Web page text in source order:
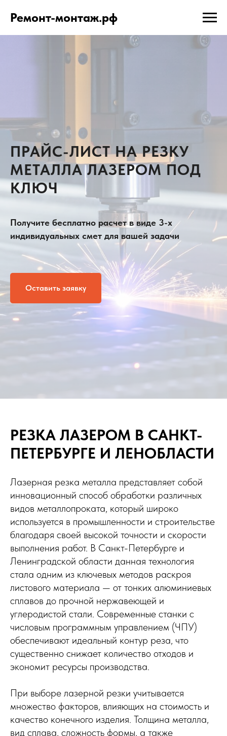
Ремонт-монтаж.рф
ПРАЙС-ЛИСТ НА РЕЗКУ
МЕТАЛЛА ЛАЗЕРОМ ПОД
КЛЮЧ
Получите бесплатно расчет в виде 3-х
индивидуальных смет для вашей задачи
Оставить заявку
РЕЗКА ЛАЗЕРОМ В САНКТ-
ПЕТЕРБУРГЕ И ЛЕНОБЛАСТИ
Лазерная резка металла представляет собой
инновационный способ обработки различных
видов металлопроката, который широко
используется в промышленности и строительстве
благодаря своей высокой точности и скорости
выполнения работ. В Санкт-Петербурге и
Ленинградской области данная технология
стала одним из ключевых методов раскроя
листового материала — от тонких алюминиевых
сплавов до прочной нержавеющей и
углеродистой стали. Современные станки с
числовым программным управлением (ЧПУ)
обеспечивают идеальный контур реза, что
существенно снижает количество отходов и
экономит ресурсы производства.
При выборе лазерной резки учитывается
множество факторов, влияющих на стоимость и
качество конечного изделия. Толщина металла,
вид сплава, сложность формы, а также